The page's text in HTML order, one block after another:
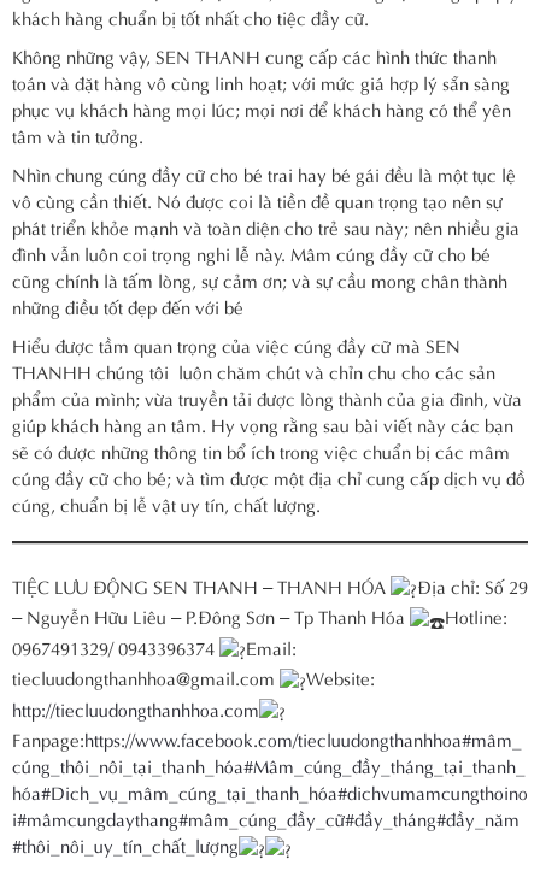
khách hàng chuẩn bị tốt nhất cho tiệc đầy cữ.
Không những vậy, SEN THANH cung cấp các hình thức thanh
toán và đặt hàng vô cùng linh hoạt; với mức giá hợp lý sẵn sàng
phục vụ khách hàng mọi lúc; mọi nơi để khách hàng có thể yên
tâm và tin tưởng.
Nhìn chung cúng đầy cữ cho bé trai hay bé gái đều là một tục lệ
vô cùng cần thiết. Nó được coi là tiền đề quan trọng tạo nên sự
phát triển khỏe mạnh và toàn diện cho trẻ sau này; nên nhiều gia
đình vẫn luôn coi trọng nghi lễ này. Mâm cúng đầy cữ cho bé
cũng chính là tấm lòng, sự cảm ơn; và sự cầu mong chân thành
những điều tốt đẹp đến với bé
Hiểu được tầm quan trọng của việc cúng đầy cữ mà SEN
THANHH chúng tôi luôn chăm chút và chỉn chu cho các sản
phẩm của mình; vừa truyền tải được lòng thành của gia đình, vừa
giúp khách hàng an tâm. Hy vọng rằng sau bài viết này các bạn
sẽ có được những thông tin bổ ích trong việc chuẩn bị các mâm
cúng đầy cữ cho bé; và tìm được một địa chỉ cung cấp dịch vụ đồ
cúng, chuẩn bị lễ vật uy tín, chất lượng.
TIỆC LƯU ĐỘNG SEN THANH – THANH HÓA
Địa chỉ: Số 29
– Nguyễn Hữu Liêu – P.Đông Sơn – Tp Thanh Hóa
Hotline:
0967491329/ 0943396374
Email:
tiecluudongthanhhoa@gmail.com
Website:
http://tiecluudongthanhhoa.com
Fanpage:https://www.facebook.com/tiecluudongthanhhoa#mâm_
cúng_thôi_nôi_tại_thanh_hóa#Mâm_cúng_đầy_tháng_tại_thanh_
hóa#Dich_vụ_mâm_cúng_tại_thanh_hóa#dichvumamcungthoino
i#mâmcungdaythang#mâm_cúng_đầy_cữ#đầy_tháng#đầy_năm
#thôi_nôi_uy_tín_chất_lượng